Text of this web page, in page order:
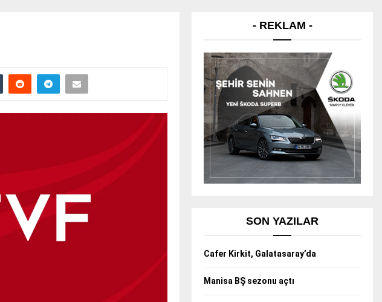
- REKLAM -
SON YAZILAR
Cafer Kirkit, Galatasaray’da
Manisa BŞ sezonu açtı